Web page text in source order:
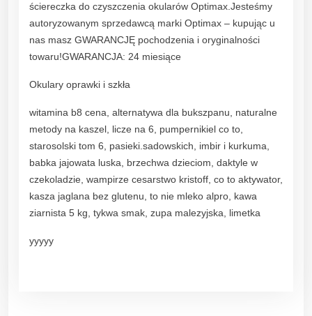
ściereczka do czyszczenia okularów Optimax.Jesteśmy
autoryzowanym sprzedawcą marki Optimax – kupując u
nas masz GWARANCJĘ pochodzenia i oryginalności
towaru!GWARANCJA: 24 miesiące
Okulary oprawki i szkła
witamina b8 cena, alternatywa dla bukszpanu, naturalne
metody na kaszel, licze na 6, pumpernikiel co to,
starosolski tom 6, pasieki.sadowskich, imbir i kurkuma,
babka jajowata luska, brzechwa dzieciom, daktyle w
czekoladzie, wampirze cesarstwo kristoff, co to aktywator,
kasza jaglana bez glutenu, to nie mleko alpro, kawa
ziarnista 5 kg, tykwa smak, zupa malezyjska, limetka
yyyyy